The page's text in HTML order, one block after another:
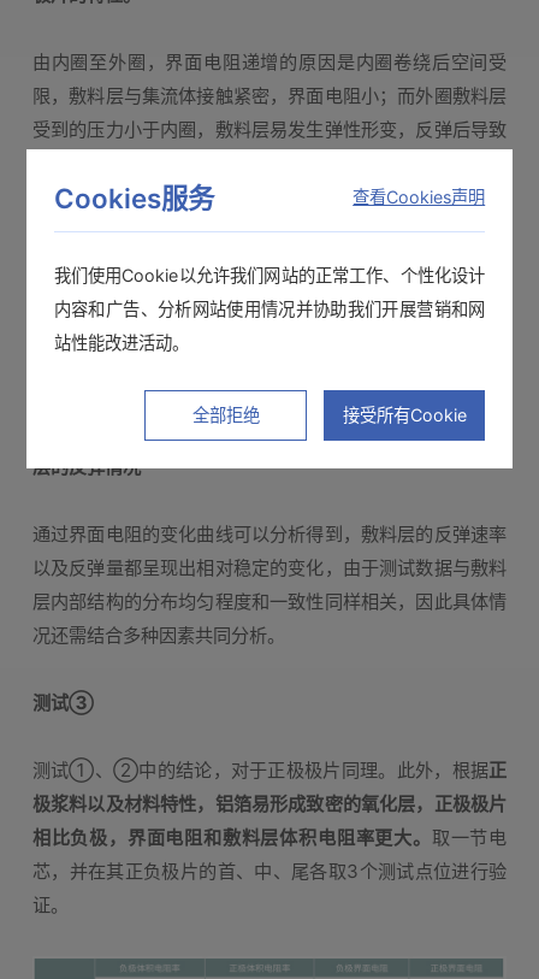
由内圈至外圈，界面电阻递增的原因是内圈卷绕后空间受
限，敷料层与集流体接触紧密，界面电阻小；而外圈敷料层
受到的压力小于内圈，敷料层易发生弹性形变，反弹后导致
测试②
下图中的两条曲线分别代表：
将极片从卷绕状态展开后立
层的反弹情况
通过界面电阻的变化曲线可以分析得到，敷料层的反弹速率
以及反弹量都呈现出相对稳定的变化，由于测试数据与敷料
层内部结构的分布均匀程度和一致性同样相关，因此具体情
况还需结合多种因素共同分析。
测试③
测试①、②中的结论，对于正极极片同理。此外，根据正
极浆料以及材料特性，铝箔易形成致密的氧化层，正极极片
相比负极，界面电阻和敷料层体积电阻率更大。 取一节电
芯，并在其正负极片的首、中、尾各取3个测试点位进行验
证。
Cookies服务 查看Cookies声明
我们使用Cookie以允许我们网站的正常工作、个性化设计
内容和广告、分析网站使用情况并协助我们开展营销和网
站性能改进活动。
全部拒绝 接受所有Cookie